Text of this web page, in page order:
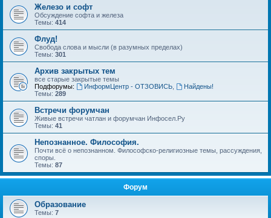
Железо и софт
Обсуждение софта и железа
Темы: 414
Флуд!
Свобода слова и мысли (в разумных пределах)
Темы: 301
Архив закрытых тем
все старые закрытые темы
Подфорумы:
ИнформЦентр - ОТЗОВИСЬ,
Найдены!
Темы: 289
Встречи форумчан
Живые встречи чатлан и форумчан Инфосел.Ру
Темы: 41
Непознанное. Философия.
Почти всё о непознанном. Философско-религиозные темы, рассуждения,
споры.
Темы: 87
Форум
Образование
Темы: 7